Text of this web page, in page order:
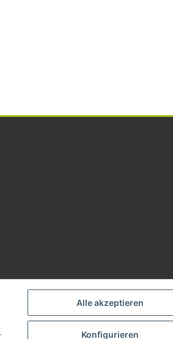
Alle akzeptieren
Konfigurieren